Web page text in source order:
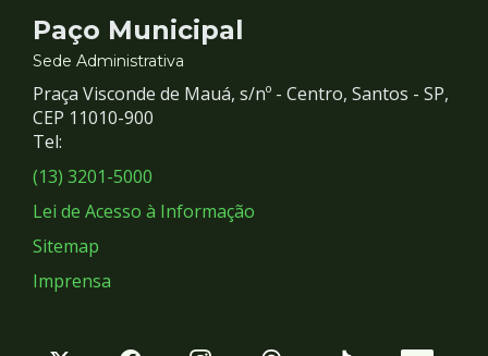
Contato
e
Redes
Sociais
Paço Municipal
Sede Administrativa
Praça Visconde de Mauá, s/nº - Centro, Santos - SP,
CEP 11010-900
Tel:
(13) 3201-5000
Lei de Acesso à Informação
Sitemap
Imprensa